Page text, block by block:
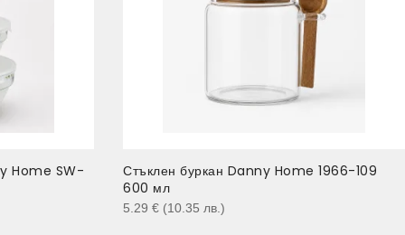
Home SW-
Стъклен буркан Danny Home 1966-109
600 мл
5.29 € (10.35 лв. )